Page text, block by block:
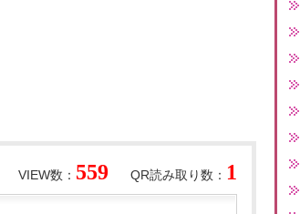
QR読み取り数： 1
VIEW数： 559